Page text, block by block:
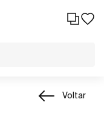
Voltar